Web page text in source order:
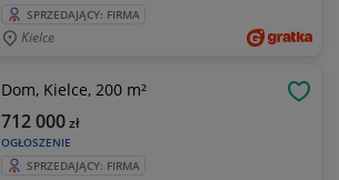
SPRZEDAJĄCY: FIRMA
Kielce
Dom, Kielce, 200 m²
OGŁOSZENIE
712 000zł
SPRZEDAJĄCY: FIRMA